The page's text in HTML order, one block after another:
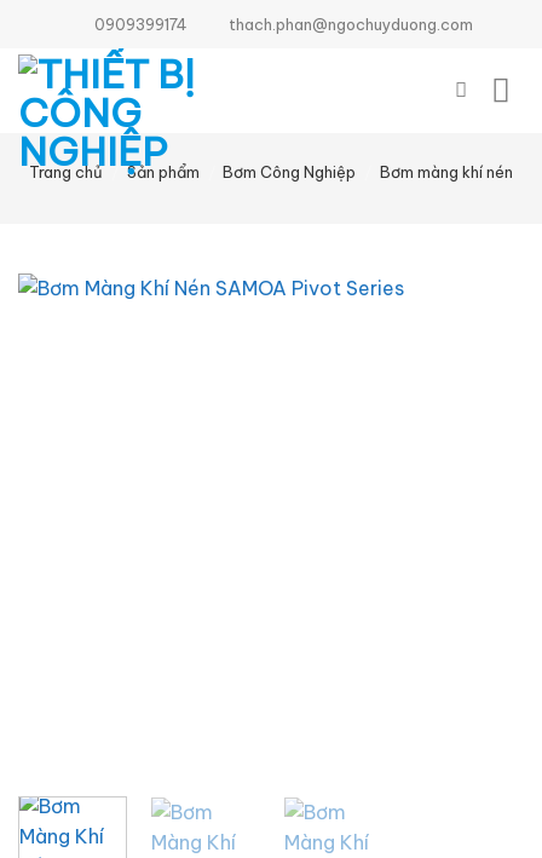
nội
dung
0909399174 thach.phan@ngochuyduong.com
Trang chủ / Sản phẩm Bơm Công Nghiệp Bơm màng khí nén